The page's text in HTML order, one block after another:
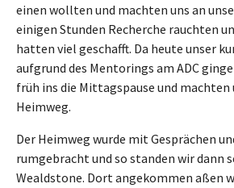
einen wollten und machten uns an
einigen Stunden Recherche rauchten
hatten viel geschafft. Da heute unser
aufgrund des Mentorings am ADC
früh ins die Mittagspause und machten
Heimweg.
Der Heimweg wurde mit Gesprächen
rumgebracht und so standen wir dann
Wealdstone. Dort angekommen aßen